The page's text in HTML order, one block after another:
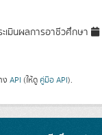
เมินผลการอาชีวศึกษา
ง API (ให้ดู คู่มือ API).